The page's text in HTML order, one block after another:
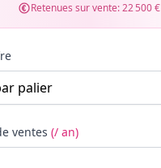
Retenues sur vente:22 500 €
ventes (/ an)